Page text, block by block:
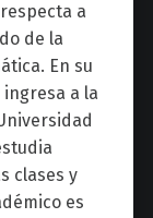
a
de la
En su
a la
clases y
es